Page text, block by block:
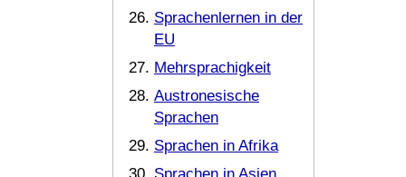
Sprachenlernen in der
EU
Mehrsprachigkeit
Austronesische
Sprachen
Sprachen in Afrika